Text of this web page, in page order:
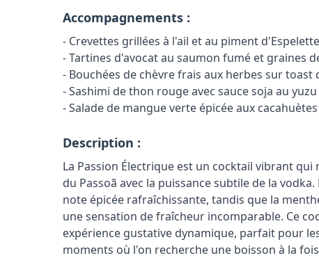
Accompagnements :
- Crevettes grillées à l'ail et au piment d'Espelette
- Tartines d'avocat au saumon fumé et graines
- Bouchées de chèvre frais aux herbes sur toast
- Sashimi de thon rouge avec sauce soja au yuzu
- Salade de mangue verte épicée aux cacahuètes
Description :
La Passion Électrique est un cocktail vibrant
du Passoã avec la puissance subtile de la
note épicée rafraîchissante, tandis que la
une sensation de fraîcheur incomparable. Ce
expérience gustative dynamique, parfait pour
moments où l'on recherche une boisson à la